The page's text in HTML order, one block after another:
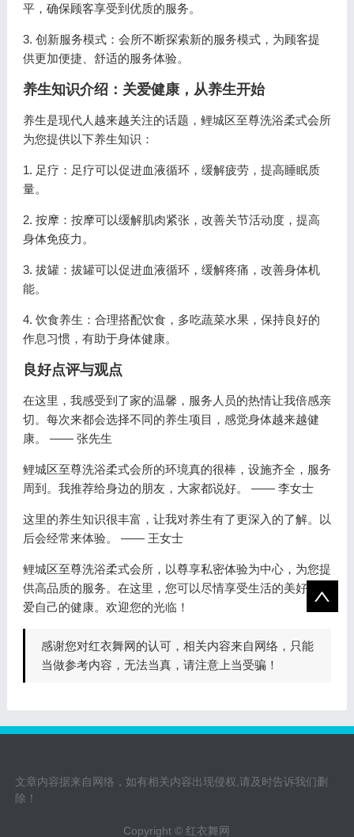
平，确保顾客享受到优质的服务。
3. 创新服务模式：会所不断探索新的服务模式，为顾客提
供更加便捷、舒适的服务体验。
养生知识介绍：关爱健康，从养生开始
养生是现代人越来越关注的话题，鲤城区至尊洗浴柔式会所
为您提供以下养生知识：
1. 足疗：足疗可以促进血液循环，缓解疲劳，提高睡眠质
量。
2. 按摩：按摩可以缓解肌肉紧张，改善关节活动度，提高
身体免疫力。
3. 拔罐：拔罐可以促进血液循环，缓解疼痛，改善身体机
能。
4. 饮食养生：合理搭配饮食，多吃蔬菜水果，保持良好的
作息习惯，有助于身体健康。
良好点评与观点
在这里，我感受到了家的温馨，服务人员的热情让我倍感亲
切。每次来都会选择不同的养生项目，感觉身体越来越健
康。 —— 张先生
鲤城区至尊洗浴柔式会所的环境真的很棒，设施齐全，服务
周到。我推荐给身边的朋友，大家都说好。 —— 李女士
这里的养生知识很丰富，让我对养生有了更深入的了解。以
后会经常来体验。 —— 王女士
鲤城区至尊洗浴柔式会所，以尊享私密体验为中心，为您提
供高品质的服务。在这里，您可以尽情享受生活的美好，关
爱自己的健康。欢迎您的光临！
感谢您对红衣舞网的认可，相关内容来自网络，只能
当做参考内容，无法当真，请注意上当受骗！
文章内容据来自网络，如有相关内容出现侵权,请及时告诉我们删
除！
Copyright © 红衣舞网